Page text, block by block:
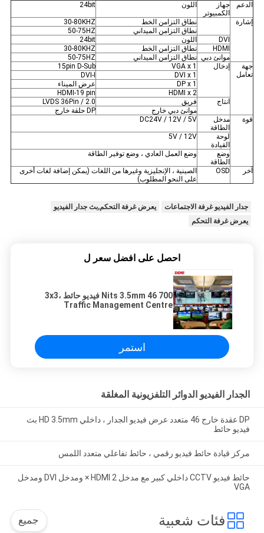
الدعم
جهاز
الكمبيوتر
اللون 24bit
إشارة نطاق التزامن الخط
30-80KHZ
نطاق التزامن الميداني
50-75HZ
DVI
اللون
24bit
HDMI
نطاق التزامن الخط
30-80KHZ
موانئ دبي نطاق التزامن الميداني
50-75HZ
جهة
تعامل
إدخال VGA x 1
15pin D-Sub
DVI x 1
DVI-I
DP x 1
عرض الميناء
HDMI x 2
HDMI-19 pin
انتاج
فريق
LVDS 36Pin / 2.0
موانئ دبي خارج
DP حلقة خارج
قوة
مدخل
الطاقة
DC24V / 12V / 5V
لوحة
القيادة
5V / 12V
وضع
الطاقة
وضع العمل العادي ، وضع توفير الطاقة
آخر OSD
الصينية ، الإنجليزية وغيرها من اللغات (يمكن إضافة لغات أخرى
على النحو المطلوب)
جدار الفيديو غرفة الاجتماعات
يعرض غرفة التحكم,بث جدار الفيديو
يعرض غرفة التحكم
احصل على افضل سعر ل
700 Nits 3.5mm 46 فيديو حائط 3x3،
Traffic Management Centre
استمر
الجدار الفيديو الدوائر التلفزيونية المغلقة
DP عقدة خارج 46 متعدد عرض فيديو الجدار ، داخلي HD 3.5mm بث
فيديو حائط
مركز قيادة حائط فيديو رقمي ، حائط تفاعلي متعدد اللمس
حائط فيديو CCTV داخلي كبير مع مدخل HDMI 2 × ومدخل DVI ومدخل
VGA
فئات شعبية جميع